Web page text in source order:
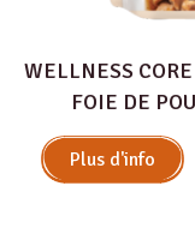
WELLNESS
FOIE DE
Plus d'info